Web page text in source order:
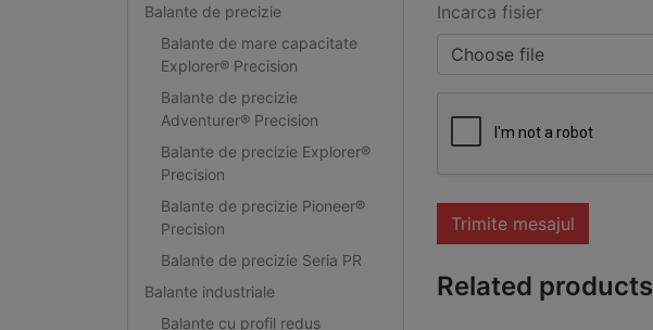
Balante de precizie
Balante de mare capacitate
Explorer® Precision
Balante de precizie
Adventurer® Precision
Balante de precizie Explorer®
Precision
Balante de precizie Pioneer®
Precision
Balante de precizie Seria PR
Balante industriale
Balante cu profil redus
Incarca fisier
Choose file
Trimite mesajul
Related products